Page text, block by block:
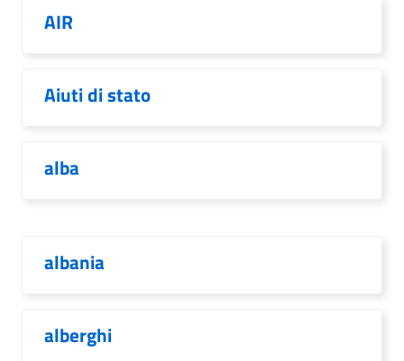
AIR
Aiuti di stato
alba
albania
alberghi